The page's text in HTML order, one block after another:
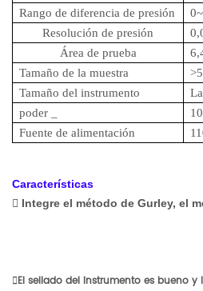
Rango de diferencia de presión
Resolución de presión
Área de prueba
Tamaño de la muestra
Tamaño del instrumento
poder
Fuente de alimentación
Características
 Integre el método de Gurley, el
El sellado del instrumento es bueno